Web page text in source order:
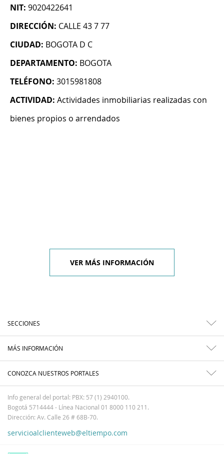
NIT: 9020422641
DIRECCIÓN: CALLE 43 7 77
CIUDAD: BOGOTA D C
DEPARTAMENTO: BOGOTA
TELÉFONO: 3015981808
ACTIVIDAD: Actividades inmobiliarias realizadas con
bienes propios o arrendados
VER MÁS INFORMACIÓN
SECCIONES
MÁS INFORMACIÓN
CONOZCA NUESTROS PORTALES
Info general del portal: PBX: 57 (1) 2940100.
Bogotá 5714444 - Línea Nacional 01 8000 110 211.
Dirección: Av. Calle 26 # 68B-70.
servicioalclienteweb@eltiempo.com